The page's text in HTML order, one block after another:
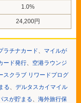
1.0%
24,200円
ラチナカード、 マイルが
ード発行、 空港ラウンジ
スクラブ リワードプログ
る、 デルタスカイマイル
スが貯まる、 海外旅行保